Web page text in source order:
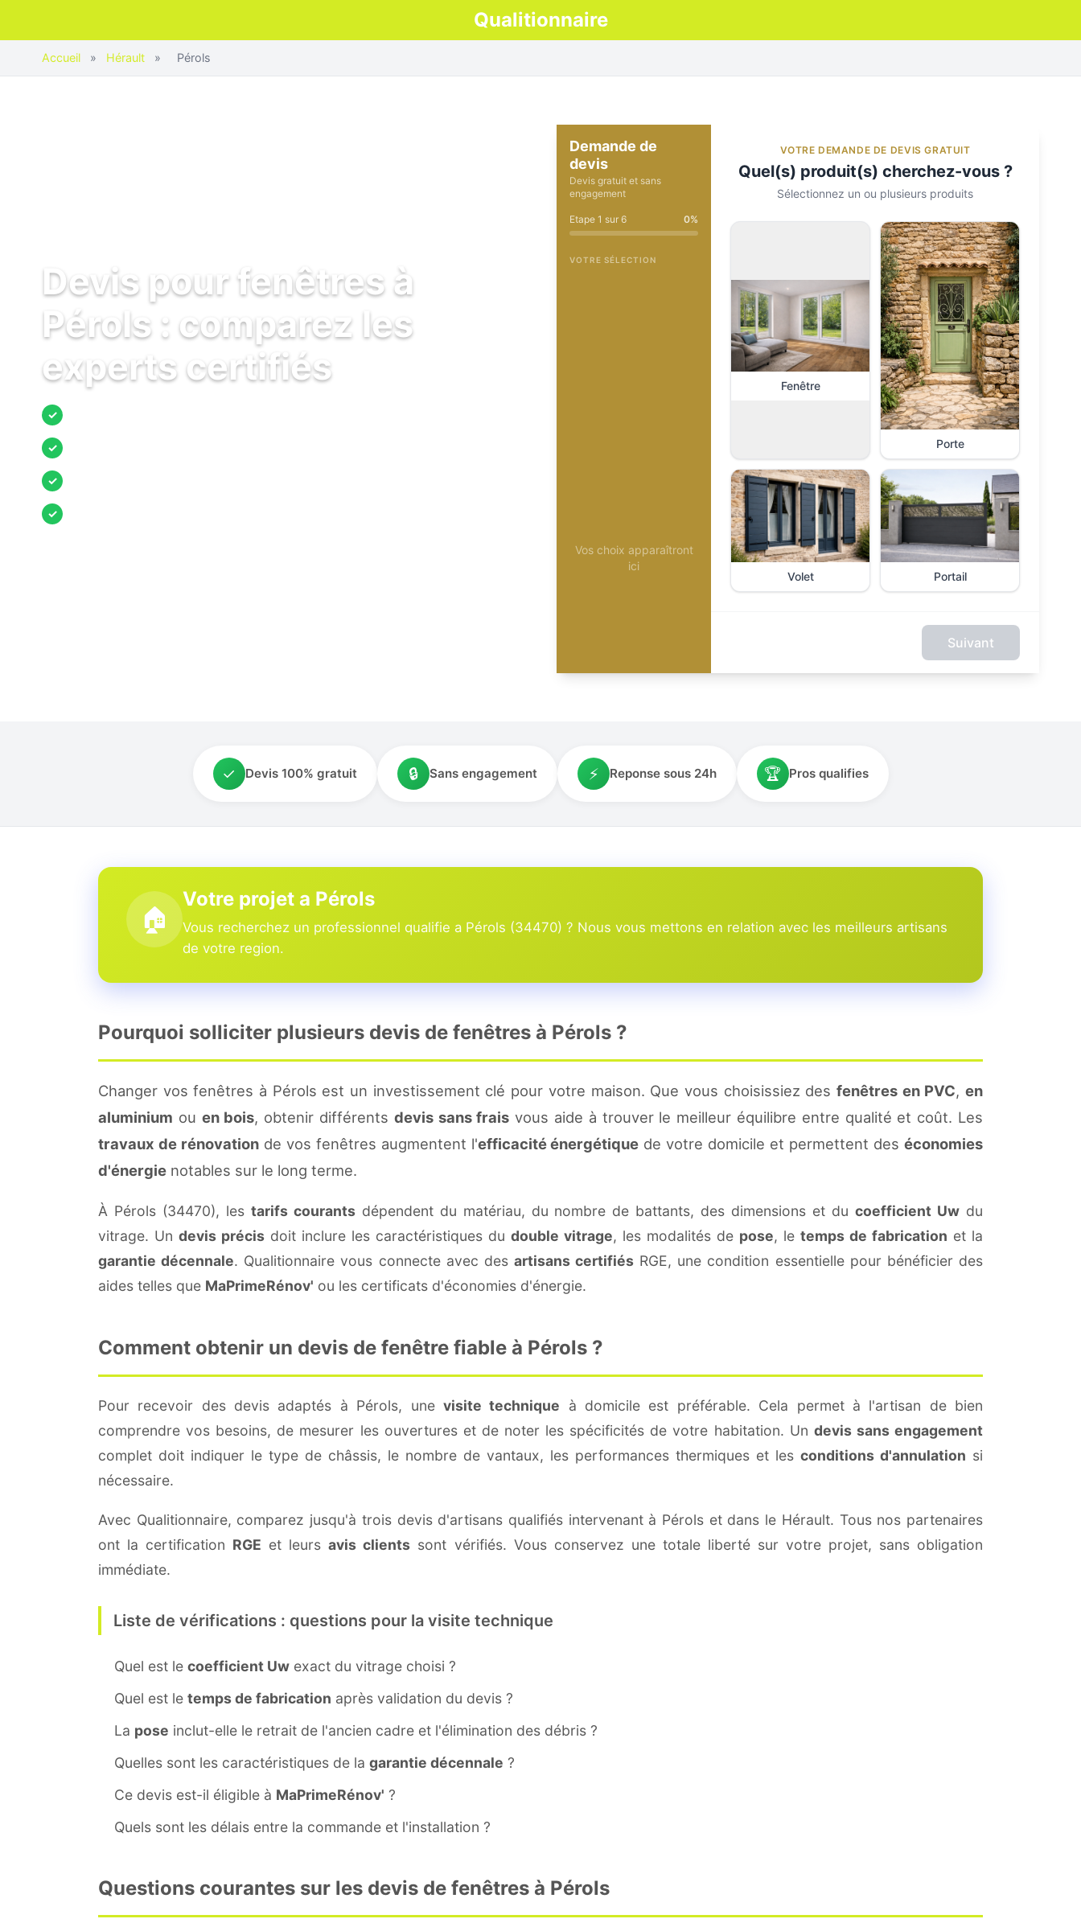
Qualitionnaire
Accueil » Hérault » Pérols
Devis pour fenêtres à
Pérols : comparez les
experts certifiés
✓
✓
✓
✓
Demande de
devis
Devis gratuit et sans
engagement
Etape 1 sur 6 0%
VOTRE SÉLECTION
Vos choix apparaîtront
ici
VOTRE DEMANDE DE DEVIS GRATUIT
Quel(s) produit(s) cherchez-vous ?
Sélectionnez un ou plusieurs produits
Fenêtre
Porte
Volet Portail
Suivant
✓ Devis 100% gratuit 🔒 Sans engagement ⚡ Reponse sous 24h 🏆 Pros qualifies
🏠
Votre projet a Pérols
Vous recherchez un professionnel qualifie a Pérols (34470) ? Nous vous mettons en relation avec les meilleurs artisans
de votre region.
Pourquoi solliciter plusieurs devis de fenêtres à Pérols ?
Changer vos fenêtres à Pérols est un investissement clé pour votre maison. Que vous choisissiez des fenêtres en PVC,en
aluminium ou en bois, obtenir différents devis sans frais vous aide à trouver le meilleur équilibre entre qualité et coût. Les
travaux de rénovationde vos fenêtres augmentent l'efficacité énergétique de votre domicile et permettent deséconomies
d'énergie notables sur le long terme.
À Pérols (34470), les tarifs courantsdépendent du matériau, du nombre de battants, des dimensions et ducoefficient Uw du
vitrage. Un devis précis doit inclure les caractéristiques du double vitrage, les modalités de pose, le temps de fabrication et la
garantie décennale. Qualitionnaire vous connecte avec des artisans certifiés RGE, une condition essentielle pour bénéficier des
aides telles que MaPrimeRénov' ou les certificats d'économies d'énergie.
Comment obtenir un devis de fenêtre fiable à Pérols ?
Pour recevoir des devis adaptés à Pérols, une visite technique à domicile est préférable. Cela permet à l'artisan de bien
comprendre vos besoins, de mesurer les ouvertures et de noter les spécificités de votre habitation. Un devis sans engagement
complet doit indiquer le type de châssis, le nombre de vantaux, les performances thermiques et les conditions d'annulation si
nécessaire.
Avec Qualitionnaire, comparez jusqu'à trois devis d'artisans qualifiés intervenant à Pérols et dans le Hérault. Tous nos partenaires
ont la certification RGE et leursavis clients sont vérifiés. Vous conservez une totale liberté sur votre projet, sans obligation
immédiate.
Liste de vérifications : questions pour la visite technique
Quel est le coefficient Uw exact du vitrage choisi ?
Quel est le temps de fabrication après validation du devis ?
La pose inclut-elle le retrait de l'ancien cadre et l'élimination des débris ?
Quelles sont les caractéristiques de la garantie décennale ?
Ce devis est-il éligible à MaPrimeRénov' ?
Quels sont les délais entre la commande et l'installation ?
Questions courantes sur les devis de fenêtres à Pérols